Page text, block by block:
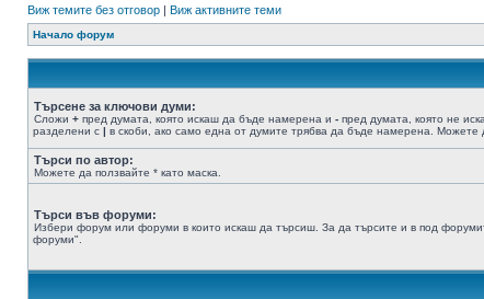
Виж темите без отговор | Виж активните теми
Начало форум
Търсене за ключови думи:
Сложи + пред думата, която искаш да бъде намерена и - пред думата, която не
разделени с | в скоби, ако само една от думите трябва да бъде намерена. Можете
Търси по автор:
Можете да ползвайте * като маска.
Търси във форуми:
Избери форум или форуми в които искаш да търсиш. За да търсите и в под
форуми".